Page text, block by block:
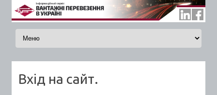
Skip to content
Вхід на сайт.